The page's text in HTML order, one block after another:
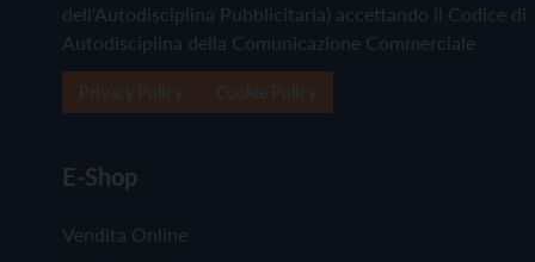
dell'Autodisciplina Pubblicitaria) accettando il Codice di
Autodisciplina della Comunicazione Commerciale
E-Shop
Vendita Online